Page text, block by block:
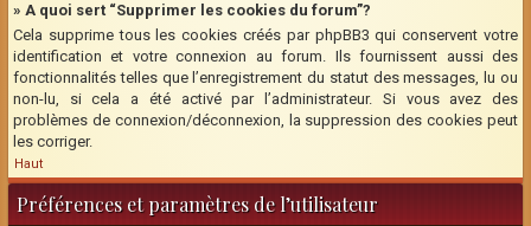
» A quoi sert “Supprimer les cookies du forum”?
Cela supprime tous les cookies créés par phpBB3 qui conservent votre
identification et votre connexion au forum. Ils fournissent aussi des
fonctionnalités telles que l’enregistrement du statut des messages, lu ou
non-lu, si cela a été activé par l’administrateur. Si vous avez des
problèmes de connexion/déconnexion, la suppression des cookies peut
les corriger.
Haut
Préférences et paramètres de l’utilisateur